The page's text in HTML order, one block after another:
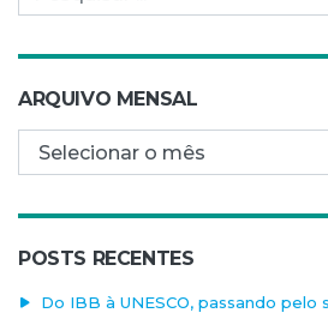
ARQUIVO MENSAL
Arquivo mensal
POSTS RECENTES
Do IBB à UNESCO, passando pelo